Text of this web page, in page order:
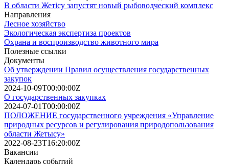
В области Жетісу запустят новый рыбоводческий комплекс
Направления
Лесное хозяйство
Экологическая экспертиза проектов
Охрана и воспроизводство животного мира
Полезные ссылки
Документы
Об утверждении Правил осуществления государственных
закупок
2024-10-09T00:00:00Z
О государственных закупках
2024-07-01T00:00:00Z
ПОЛОЖЕНИЕ государственного учреждения «Управление
природных ресурсов и регулирования природопользования
области Жетысу»
2022-08-23T16:20:00Z
Вакансии
Календарь событий